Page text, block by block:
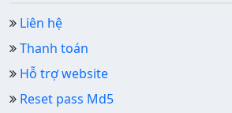
Liên hệ
Thanh toán
Hỗ trợ website
Reset pass Md5